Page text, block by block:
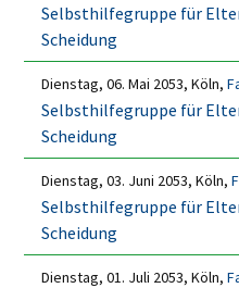
Selbsthilfegruppe für
Scheidung
Dienstag, 06. Mai 2053, Köln,
Selbsthilfegruppe für
Scheidung
Dienstag, 03. Juni 2053, Köln,
Selbsthilfegruppe für
Scheidung
Dienstag, 01. Juli 2053, Köln,